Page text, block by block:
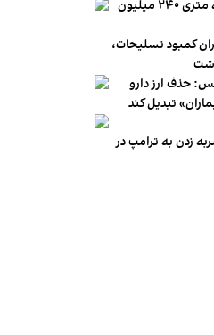
میانگین قیمت مسکن در تهران به متری ۲۴۰ میلیون
کمبود تسلیحات،
حذف ارز دارو
زدن به ترامپ در